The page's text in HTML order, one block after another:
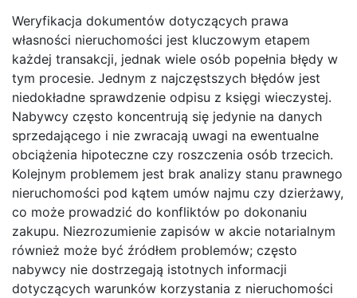
Weryfikacja dokumentów dotyczących prawa
własności nieruchomości jest kluczowym etapem
każdej transakcji, jednak wiele osób popełnia błędy w
tym procesie. Jednym z najczęstszych błędów jest
niedokładne sprawdzenie odpisu z księgi wieczystej.
Nabywcy często koncentrują się jedynie na danych
sprzedającego i nie zwracają uwagi na ewentualne
obciążenia hipoteczne czy roszczenia osób trzecich.
Kolejnym problemem jest brak analizy stanu prawnego
nieruchomości pod kątem umów najmu czy dzierżawy,
co może prowadzić do konfliktów po dokonaniu
zakupu. Niezrozumienie zapisów w akcie notarialnym
również może być źródłem problemów; często
nabywcy nie dostrzegają istotnych informacji
dotyczących warunków korzystania z nieruchomości